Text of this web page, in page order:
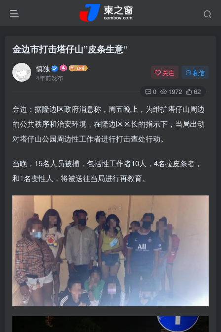
金边市打击塔仔山”皮条生意“
慎独
4年前发布
关注 私信
0 1972 62
金边：据隆边区政府消息称，周五晚上，为维护塔仔山周边
的公共秩序和治安环境，在隆边区区长的指示下，当局出动
对塔仔山公园周边性工作者进行打击查处行动。
当晚，15名人员被捕，包括性工作者10人，4名拉皮条者，
和1名变性人，将被送往当局进行再教育。